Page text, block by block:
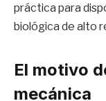
práctica para
biológica de alto
El motivo
mecánica